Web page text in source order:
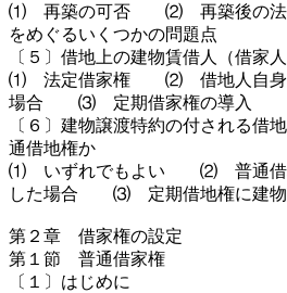
⑴ 再築の可否 ⑵ 再築後の
をめぐるいくつかの問題点
〔５〕借地上の建物賃借人（借家
⑴ 法定借家権 ⑵ 借地人自身が
場合 ⑶ 定期借家権の導入
〔６〕建物譲渡特約の付される借
通借地権か
⑴ いずれでもよい ⑵ 普通借地
した場合 ⑶ 定期借地権に建物
第２章 借家権の設定
第１節 普通借家権
〔１〕はじめに